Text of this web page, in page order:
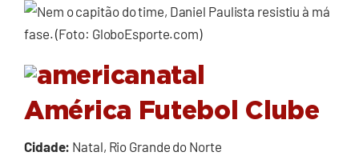
América Futebol Clube
Cidade: Natal, Rio Grande do Norte